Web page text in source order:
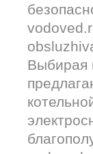
Выбирая